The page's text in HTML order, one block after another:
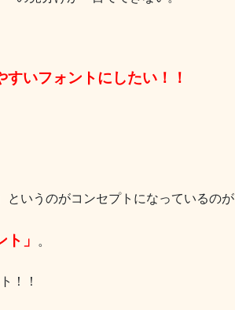
いフォントにしたい！！
というのがコンセプトになっているのが
」 。
！！